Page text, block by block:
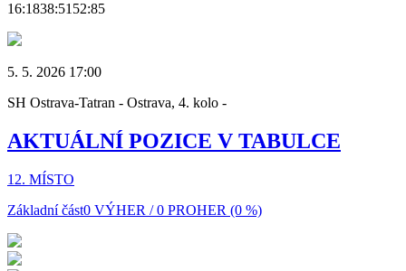
16:1838:5152:85
5. 5. 2026 17:00
SH Ostrava-Tatran - Ostrava, 4. kolo -
AKTUÁLNÍ POZICE V TABULCE
12. MÍSTO
Základní část0 VÝHER / 0 PROHER (0 %)